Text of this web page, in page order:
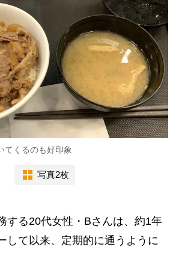
てくるのも好印象
写真2枚
する20代女性・Bさんは、約1年
して以来、定期的に通うように